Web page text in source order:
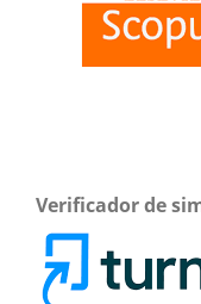
Verificador de